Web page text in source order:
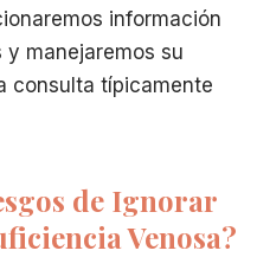
información
manejaremos su
consulta típicamente
de Ignorar
Venosa?